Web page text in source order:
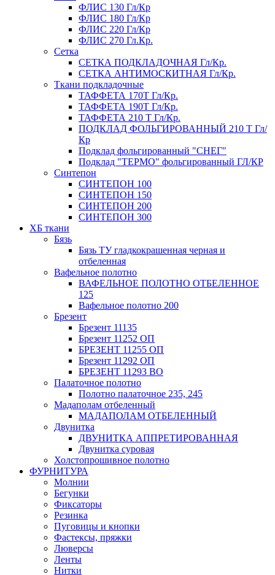
ФЛИС 130 Гл/Кр
ФЛИС 180 Гл/Кр
ФЛИС 220 Гл/Кр
ФЛИС 270 Гл.Кр.
Сетка
СЕТКА ПОДКЛАДОЧНАЯ Гл/Кр.
СЕТКА АНТИМОСКИТНАЯ Гл/Кр.
Ткани подкладочные
ТАФФЕТА 170Т Гл/Кр.
ТАФФЕТА 190Т Гл/Кр.
ТАФФЕТА 210 Т Гл/Кр.
ПОДКЛАД ФОЛЬГИРОВАННЫЙ 210 Т Гл/
Кр
Подклад фольгированный "СНЕГ"
Подклад "ТЕРМО" фольгированный ГЛ/КР
Синтепон
СИНТЕПОН 100
СИНТЕПОН 150
СИНТЕПОН 200
СИНТЕПОН 300
ХБ ткани
Бязь
Бязь ТУ гладкокрашенная черная и
отбеленная
Вафельное полотно
ВАФЕЛЬНОЕ ПОЛОТНО ОТБЕЛЕННОЕ
125
Вафельное полотно 200
Брезент
Брезент 11135
Брезент 11252 ОП
БРЕЗЕНТ 11255 ОП
Брезент 11292 ОП
БРЕЗЕНТ 11293 ВО
Палаточное полотно
Полотно палаточное 235, 245
Мадаполам отбеленный
МАДАПОЛАМ ОТБЕЛЕННЫЙ
Двунитка
ДВУНИТКА АППРЕТИРОВАННАЯ
Двунитка суровая
Холстопрошивное полотно
ФУРНИТУРА
Молнии
Бегунки
Фиксаторы
Резинка
Пуговицы и кнопки
Фастексы, пряжки
Люверсы
Ленты
Нитки